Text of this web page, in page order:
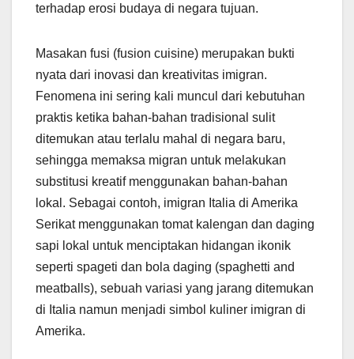
terhadap erosi budaya di negara tujuan.
Masakan fusi (fusion cuisine) merupakan bukti
nyata dari inovasi dan kreativitas imigran.
Fenomena ini sering kali muncul dari kebutuhan
praktis ketika bahan-bahan tradisional sulit
ditemukan atau terlalu mahal di negara baru,
sehingga memaksa migran untuk melakukan
substitusi kreatif menggunakan bahan-bahan
lokal. Sebagai contoh, imigran Italia di Amerika
Serikat menggunakan tomat kalengan dan daging
sapi lokal untuk menciptakan hidangan ikonik
seperti spageti dan bola daging (spaghetti and
meatballs), sebuah variasi yang jarang ditemukan
di Italia namun menjadi simbol kuliner imigran di
Amerika.